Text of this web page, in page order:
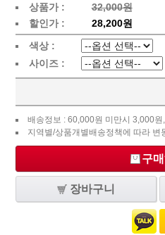
상품가 :
32,000원
할인가 :
28,200원
색상 :
사이즈 :
배송정보 : 60,000원 미만시 3,000원,
지역별/상품개별배송정책에 따라 변
구매
장바구니